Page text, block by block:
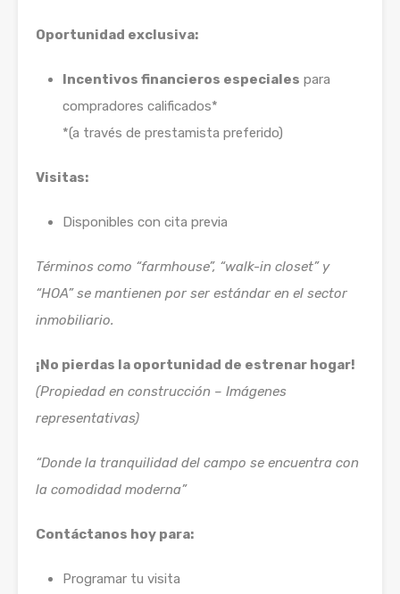
Oportunidad exclusiva:
Incentivos financieros especiales para
compradores calificados*
*(a través de prestamista preferido)
Visitas:
Disponibles con cita previa
Términos como “farmhouse”, “walk-in closet” y
“HOA” se mantienen por ser estándar en el sector
inmobiliario.
¡No pierdas la oportunidad de estrenar hogar!
(Propiedad en construcción – Imágenes
representativas)
“Donde la tranquilidad del campo se encuentra con
la comodidad moderna”
Contáctanos hoy para:
Programar tu visita